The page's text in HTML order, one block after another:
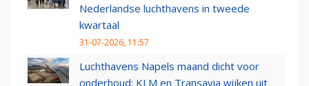
Nederlandse luchthavens in tweede
kwartaal
31-07-2026, 11:57
Luchthavens Napels maand dicht voor
onderhoud: KLM en Transavia wijken uit